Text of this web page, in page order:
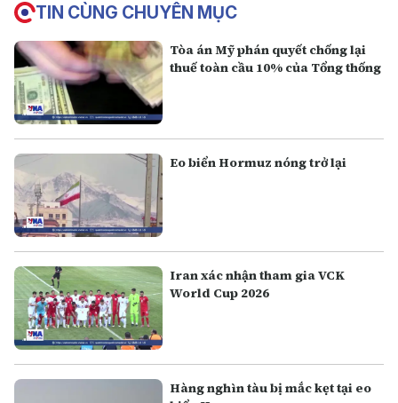
TIN CÙNG CHUYÊN MỤC
Tòa án Mỹ phán quyết chống lại
thuế toàn cầu 10% của Tổng thống
Eo biển Hormuz nóng trở lại
Iran xác nhận tham gia VCK
World Cup 2026
Hàng nghìn tàu bị mắc kẹt tại eo